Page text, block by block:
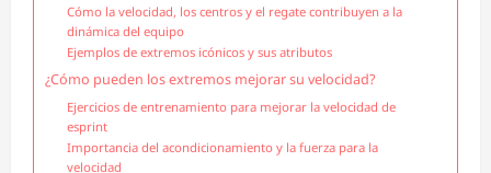
Cómo la velocidad, los centros y el regate contribuyen a la
dinámica del equipo
Ejemplos de extremos icónicos y sus atributos
¿Cómo pueden los extremos mejorar su velocidad?
Ejercicios de entrenamiento para mejorar la velocidad de
esprint
Importancia del acondicionamiento y la fuerza para la
velocidad